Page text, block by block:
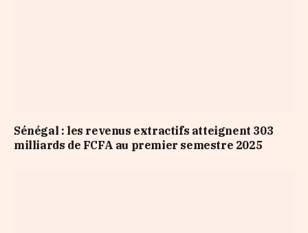
Sénégal : les revenus extractifs atteignent 303
milliards de FCFA au premier semestre 2025